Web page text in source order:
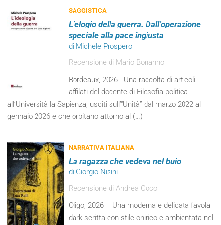
SAGGISTICA
L’elogio della guerra. Dall’operazione
speciale alla pace ingiusta
di Michele Prospero
Recensione di Mario Bonanno
Bordeaux, 2026 - Una raccolta di articoli
affilati del docente di Filosofia politica
all’Università la Sapienza, usciti sull’“Unità” dal marzo 2022 al
gennaio 2026 e che orbitano attorno al (…)
NARRATIVA ITALIANA
La ragazza che vedeva nel buio
di Giorgio Nisini
Recensione di Andrea Coco
Oligo, 2026 – Una moderna e delicata favola
dark scritta con stile onirico e ambientata nel